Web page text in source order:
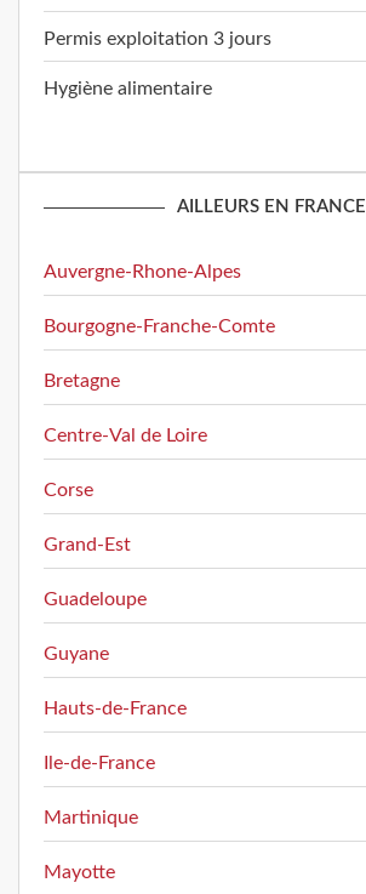
Permis exploitation 3 jours
Hygiène alimentaire
AILLEURS EN FRANCE
Auvergne-Rhone-Alpes
Bourgogne-Franche-Comte
Bretagne
Centre-Val de Loire
Corse
Grand-Est
Guadeloupe
Guyane
Hauts-de-France
Ile-de-France
Martinique
Mayotte